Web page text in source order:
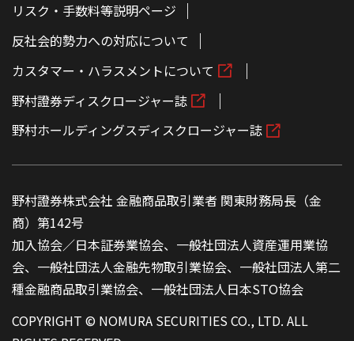
リスク・手数料等説明ページ
反社会的勢力への対応について
カスタマー・ハラスメントについて
野村證券ディスクロージャー誌
野村ホールディングスディスクロージャー誌
野村證券株式会社 金融商品取引業者 関東財務局長（金
商）第142号
加入協会／日本証券業協会、一般社団法人資産運用業協
会、一般社団法人金融先物取引業協会、一般社団法人第二
種金融商品取引業協会、一般社団法人日本STO協会
COPYRIGHT © NOMURA SECURITIES CO., LTD. ALL